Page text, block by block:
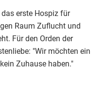
erste Hospiz für
Raum Zuflucht und
Für den Orden der
"Wir möchten ein
Zuhause haben."